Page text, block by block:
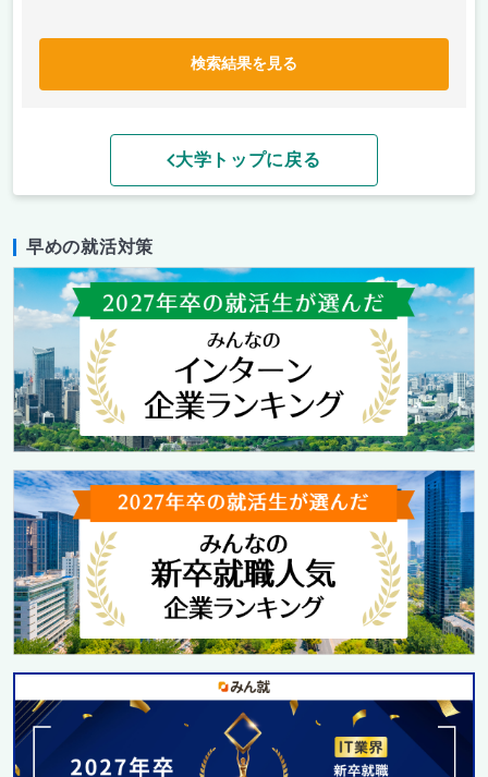
検索結果を見る
大学トップに戻る
早めの就活対策